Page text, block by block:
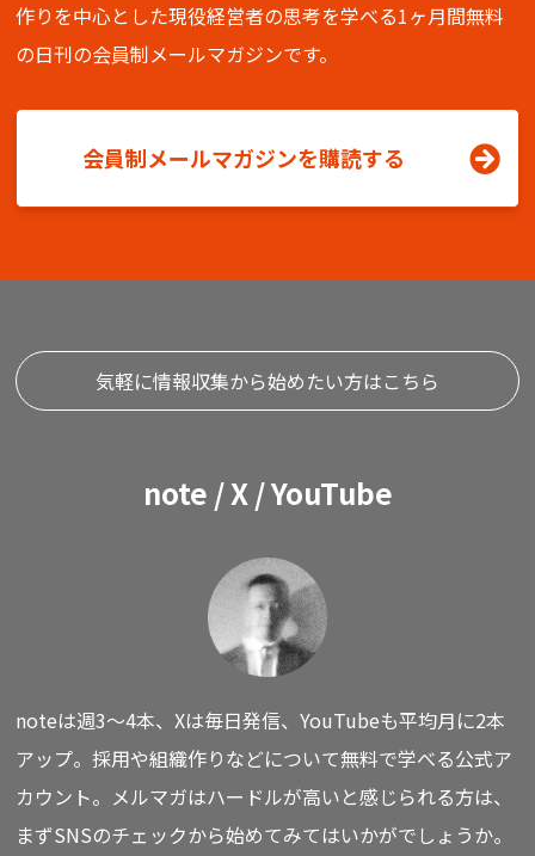
作りを中心とした現役経営者の思考を学べる1ヶ月間無料
の日刊の会員制メールマガジンです。
会員制メールマガジンを購読する
気軽に情報収集から始めたい方はこちら
note / X / YouTube
noteは週3〜4本、Xは毎日発信、YouTubeも平均月に2本
アップ。採用や組織作りなどについて無料で学べる公式ア
カウント。 メルマガはハードルが高いと感じられる方は、
まずSNSのチェックから始めてみてはいかがでしょうか。